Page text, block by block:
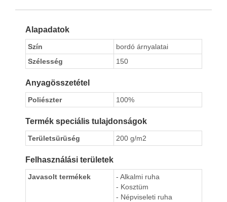
Alapadatok
Szín
bordó árnyalatai
Szélesség
150
Anyagösszetétel
Poliészter 100%
Termék speciális tulajdonságok
Területsürüség 200 g/m2
Felhasználási területek
Javasolt termékek
- Alkalmi ruha
- Kosztüm
- Népviseleti ruha